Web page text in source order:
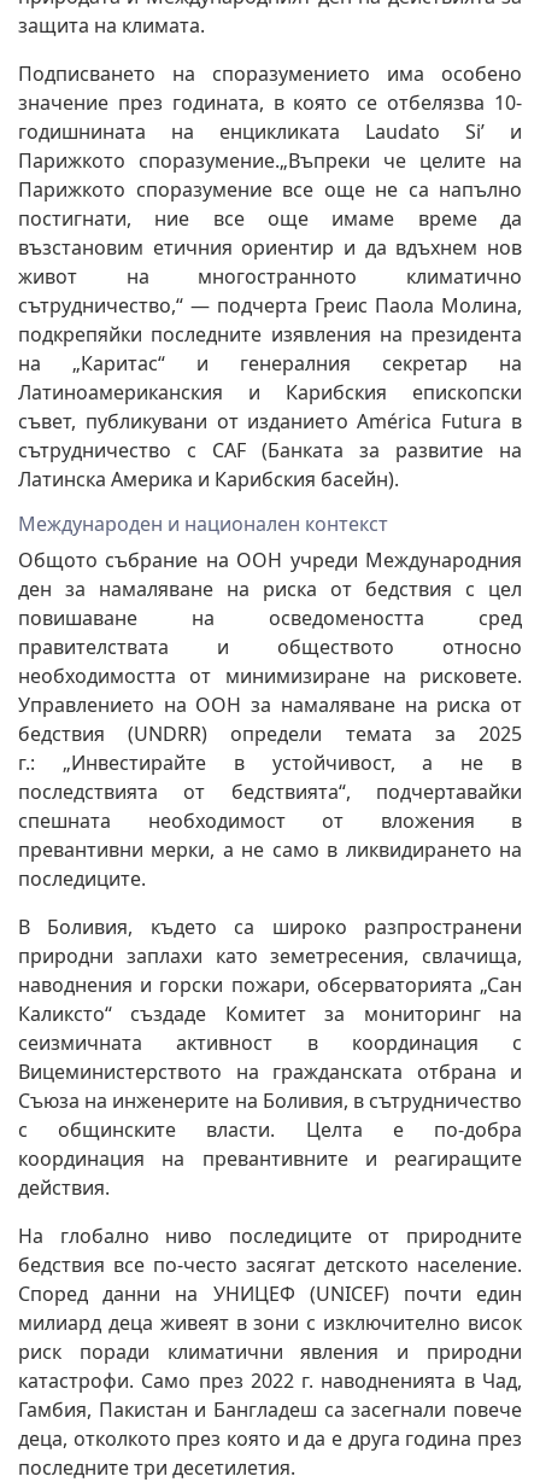
защита на климата.
Подписването на споразумението има особено
значение през годината, в която се отбелязва 10-
годишнината на енцикликата Laudato Si’ и
Парижкото споразумение.„Въпреки че целите на
Парижкото споразумение все още не са напълно
постигнати, ние все още имаме време да
възстановим етичния ориентир и да вдъхнем нов
живот на многостранното климатично
сътрудничество,“ — подчерта Греис Паола Молина,
подкрепяйки последните изявления на президента
на „Каритас“ и генералния секретар на
Латиноамериканския и Карибския епископски
съвет, публикувани от изданието América Futura в
сътрудничество с CAF (Банката за развитие на
Латинска Америка и Карибския басейн).
Международен и национален контекст
Общото събрание на ООН учреди Международния
ден за намаляване на риска от бедствия с цел
повишаване на осведомеността сред
правителствата и обществото относно
необходимостта от минимизиране на рисковете.
Управлението на ООН за намаляване на риска от
бедствия (UNDRR) определи темата за 2025
г.: „Инвестирайте в устойчивост, а не в
последствията от бедствията“, подчертавайки
спешната необходимост от вложения в
превантивни мерки, а не само в ликвидирането на
последиците.
В Боливия, където са широко разпространени
природни заплахи като земетресения, свлачища,
наводнения и горски пожари, обсерваторията „Сан
Каликсто“ създаде Комитет за мониторинг на
сеизмичната активност в координация с
Вицеминистерството на гражданската отбрана и
Съюза на инженерите на Боливия, в сътрудничество
с общинските власти. Целта е по-добра
координация на превантивните и реагиращите
действия.
На глобално ниво последиците от природните
бедствия все по-често засягат детското население.
Според данни на УНИЦЕФ (UNICEF) почти един
милиард деца живеят в зони с изключително висок
риск поради климатични явления и природни
катастрофи. Само през 2022 г. наводненията в Чад,
Гамбия, Пакистан и Бангладеш са засегнали повече
деца, отколкото през която и да е друга година през
последните три десетилетия.